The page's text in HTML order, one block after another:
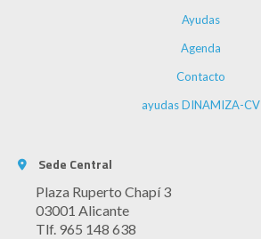
Ayudas
Agenda
Contacto
ayudas DINAMIZA-CV
Sede Central
Plaza Ruperto Chapí 3
03001 Alicante
Tlf. 965 148 638